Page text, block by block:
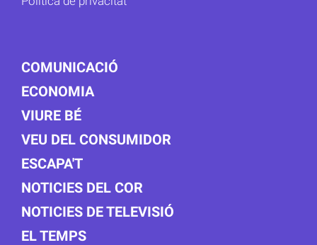
COMUNICACIÓ
ECONOMIA
VIURE BÉ
VEU DEL CONSUMIDOR
ESCAPA'T
NOTICIES DEL COR
NOTICIES DE TELEVISIÓ
EL TEMPS